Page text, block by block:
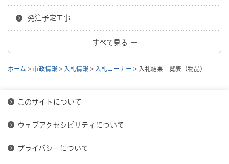
発注予定工事
すべて見る
ホーム > 市政情報 > 入札情報 > 入札コーナー > 入札結果一覧表（物品）
このサイトについて
ウェブアクセシビリティについて
プライバシーについて